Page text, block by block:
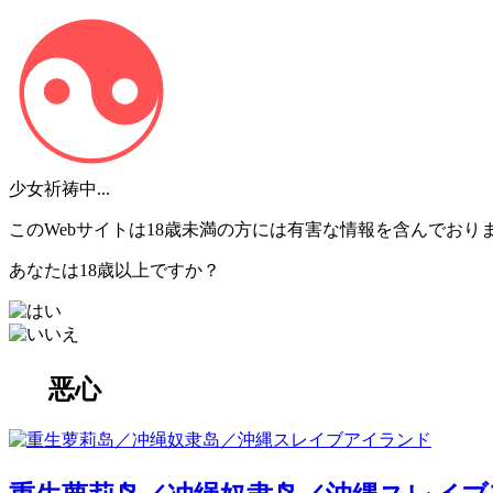
少女祈祷中...
このWebサイトは18歳未満の方には有害な情報を含んでおり
あなたは18歳以上ですか？
恶心